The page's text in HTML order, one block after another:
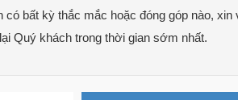
bất kỳ thắc mắc hoặc đóng góp nào, xin
Quý khách trong thời gian sớm nhất.